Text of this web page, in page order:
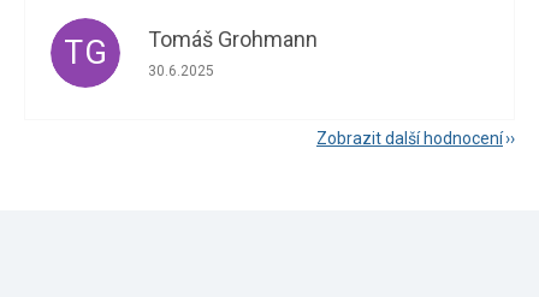
TG Tomáš Grohmann
Hodnocení obchodu je 5 z 5 hvězdiček.
30.6.2025
Zobrazit další hodnocení